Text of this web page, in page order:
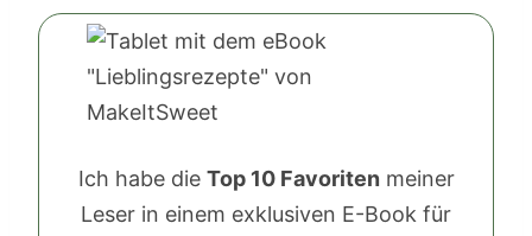
Ich habe die Top 10 Favoriten meiner
Leser in einem exklusiven E-Book für